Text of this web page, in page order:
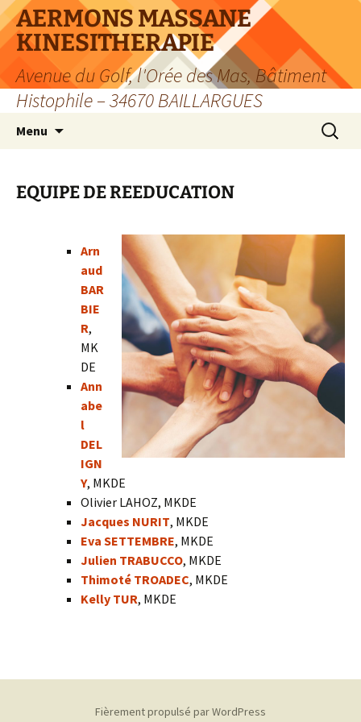
Aller
au
contenu
AERMONS MASSANE
KINESITHERAPIE
Avenue du Golf, l'Orée des Mas, Bâtiment
Histophile – 34670 BAILLARGUES
Menu
EQUIPE DE REEDUCATION
Arn
aud
BAR
BIE
R,
MK
DE
Ann
abe
l
DEL
IGN
Y, MKDE
Olivier LAHOZ, MKDE
Jacques NURIT, MKDE
Eva SETTEMBRE, MKDE
Julien TRABUCCO, MKDE
Thimoté TROADEC, MKDE
Kelly TUR, MKDE
Fièrement propulsé par WordPress